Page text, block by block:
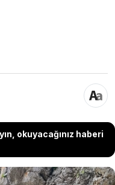
okuyacağınız haberi